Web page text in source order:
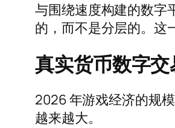
与围绕速度构建的数字
的，而不是分层的。这
真实货币数字
2026 年游戏经济的规
越来越大。